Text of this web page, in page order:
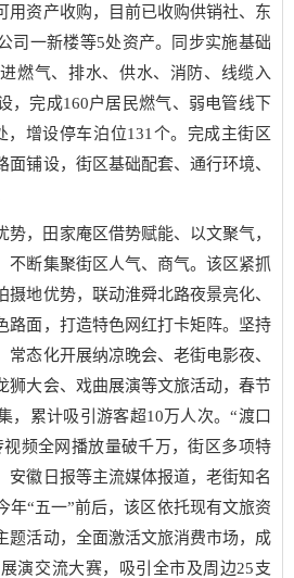
用资产收购，目前已收购供销社、东
司一新楼等5处资产。同步实施基础
燃气、排水、供水、消防、线缆入
，完成160户居民燃气、弱电管线下
，增设停车泊位131个。完成主街区
面铺设，街区基础配套、通行环境、
势，田家庵区借势赋能、以文聚气，
不断集聚街区人气、商气。该区紧抓
地优势，联动淮舜北路夜景亮化、
路面，打造特色网红打卡矩阵。坚持
常态化开展纳凉晚会、老街电影夜、
狮大会、戏曲展演等文旅活动，春节
，累计吸引游客超10万人次。“渡口
视频全网播放量破千万，街区多项特
安徽日报等主流媒体报道，老街知名
年“五一”前后，该区依托现有文旅资
题活动，全面激活文旅消费市场，成
演交流大赛，吸引全市及周边25支